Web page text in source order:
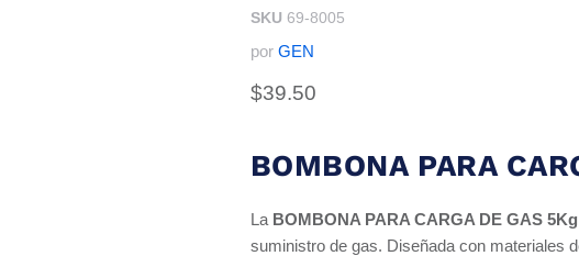
SKU 69-8005
por GEN
Precio actual
$39.50
BOMBONA PARA
La BOMBONA PARA CARGA DE GAS 5Kg
suministro de gas. Diseñada con materiales